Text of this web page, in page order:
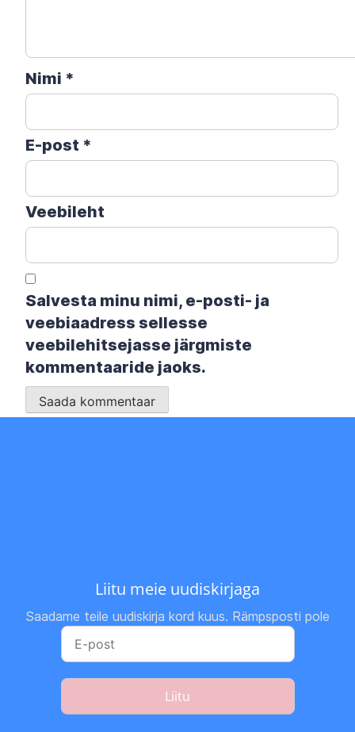
Nimi *
E-post *
Veebileht
Salvesta minu nimi, e-posti- ja
veebiaadress sellesse
veebilehitsejasse järgmiste
kommentaaride jaoks.
Liitu meie uudiskirjaga
Saadame teile uudiskirja kord kuus. Rämpsposti pole
Liitu